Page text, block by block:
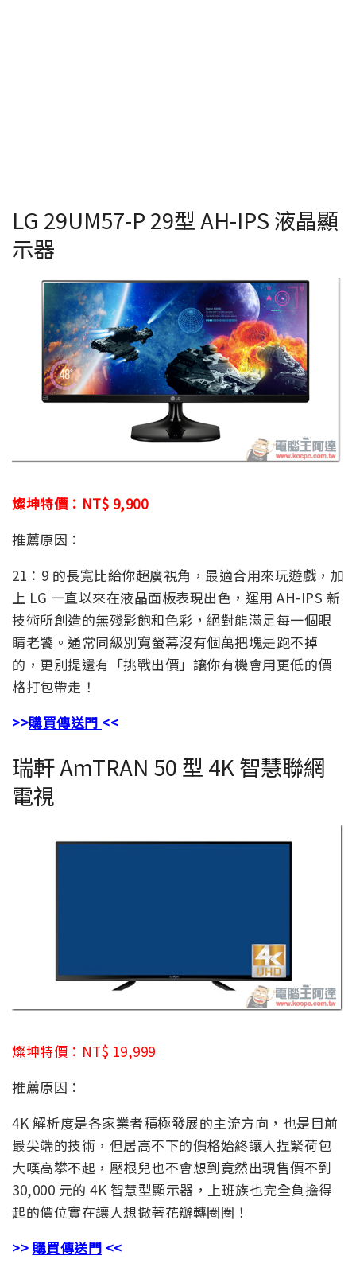
LG 29UM57-P 29型 AH-IPS 液晶顯
示器
燦坤特價：NT$ 9,900
推薦原因：
21：9 的長寬比給你超廣視角，最適合用來玩遊戲，加
上 LG 一直以來在液晶面板表現出色，運用 AH-IPS 新
技術所創造的無殘影飽和色彩，絕對能滿足每一個眼
睛老饕。通常同級別寬螢幕沒有個萬把塊是跑不掉
的，更別提還有「挑戰出價」讓你有機會用更低的價
格打包帶走！
>>購買傳送門 <<
瑞軒 AmTRAN 50 型 4K 智慧聯網
電視
燦坤特價：NT$ 19,999
推薦原因：
4K 解析度是各家業者積極發展的主流方向，也是目前
最尖端的技術，但居高不下的價格始終讓人捏緊荷包
大嘆高攀不起，壓根兒也不會想到竟然出現售價不到
30,000 元的 4K 智慧型顯示器，上班族也完全負擔得
起的價位實在讓人想撒著花瓣轉圈圈！
>> 購買傳送門 <<